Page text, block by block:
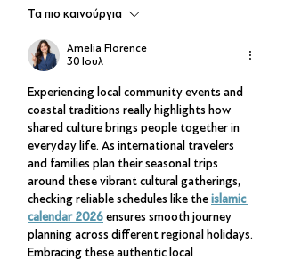
Τα πιο καινούργια
Amelia Florence
30 Ιουλ
Experiencing local community events and
coastal traditions really highlights how
shared culture brings people together in
everyday life. As international travelers
and families plan their seasonal trips
around these vibrant cultural gatherings,
checking reliable schedules like the islamic
calendar 2026 ensures smooth journey
planning across different regional holidays.
Embracing these authentic local